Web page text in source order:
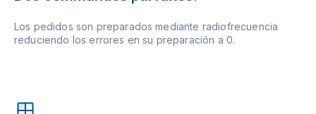
Los pedidos son preparados mediante radiofrecuencia
reduciendo los errores en su preparación a 0.